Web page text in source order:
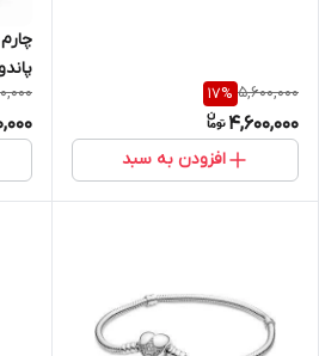
5,600,000
17%
4,600,000
افزودن به سبد